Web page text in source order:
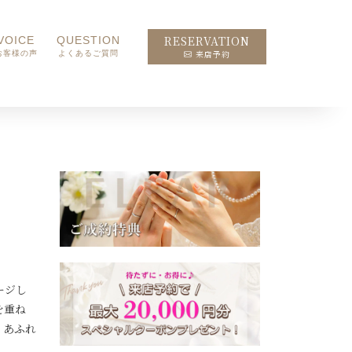
客様の声
QUESTION
よくあるご質問
RESERVATION
来店予約
ジし
重ね
あふれ